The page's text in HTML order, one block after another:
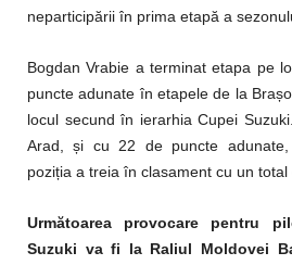
neparticipării în prima etapă a
Bogdan Vrabie a terminat etapa pe
puncte adunate în etapele de la
locul secund în ierarhia Cupei
Arad, și cu 22 de puncte adunate,
poziția a treia în clasament cu un total
Următoarea provocare pentru
Suzuki va fi la Raliul Moldovei